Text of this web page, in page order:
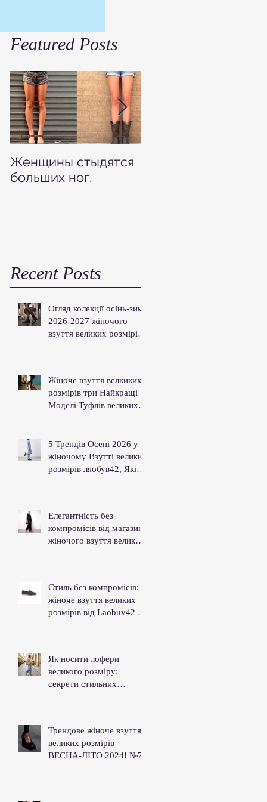
Featured Posts
Женщины стыдятся
больших ног.
Recent Posts
Огляд колекції осінь-зима
2026-2027 жіночого
взуття великих розмірів
Жіноче взуття велкиких
розмірів три Найкращі
Моделі Туфлів великих
5 Трендів Осені 2026 у
жіночому Взутті великих
розмірів ляобув42, Які
Елегантність без
компромісів від магазину
жіночого взуття великих
Стиль без компромісів:
жіноче взуття великих
розмірів від Laobuv42 та
Як носити лофери
великого розміру:
секрети стильних
Трендове жіноче взуття
великих розмірів
ВЕСНА-ЛІТО 2024! №7